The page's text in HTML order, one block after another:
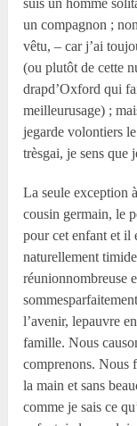
suis un homme
un compagnon ;
vêtu, – car j’ai
(ou plutôt de cette
drapd’Oxford qui
meilleurusage) ;
jegarde volontiers le
trèsgai, je sens que
La seule exception
cousin germain, le
pour cet enfant et il
naturellement
réunionnombreuse
l’avenir, lepauvre
famille. Nous
comprenons. Nous
la main et sans
comme je sais ce